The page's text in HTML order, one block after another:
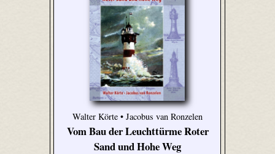
Walter Körte • Jacobus van Ronzelen
Vom Bau der Leuchttürme Roter
Sand und Hohe Weg